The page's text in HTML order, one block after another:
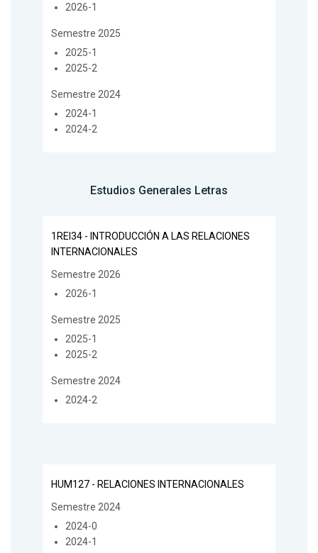
2026-1
Semestre 2025
2025-1
2025-2
Semestre 2024
2024-1
2024-2
Estudios Generales Letras
1REI34 - INTRODUCCIÓN A LAS RELACIONES
INTERNACIONALES
Semestre 2026
2026-1
Semestre 2025
2025-1
2025-2
Semestre 2024
2024-2
HUM127 - RELACIONES INTERNACIONALES
Semestre 2024
2024-0
2024-1